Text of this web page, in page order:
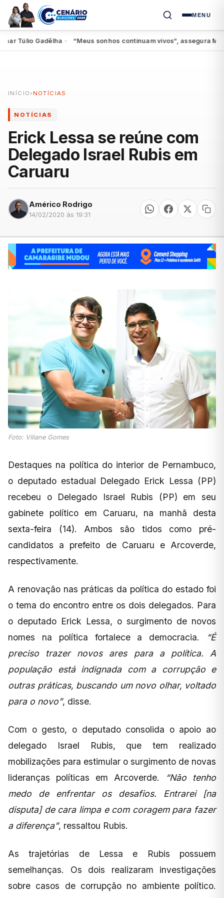
MENU
Túlio Gadêlha● “Meus sonhos continuam vivos”, assegura
INÍCIO › NOTÍCIAS
NOTÍCIAS
Erick Lessa se reúne com
Delegado Israel Rubis em
Caruaru
Américo Rodrigo
14/02/2020 às 19:31
Foto: Viliane Gomes
Destaques na política do interior de Pernambuco,
o deputado estadual Delegado Erick Lessa (PP)
recebeu o Delegado Israel Rubis (PP) em seu
gabinete político em Caruaru, na manhã desta
sexta-feira (14). Ambos são tidos como pré-
candidatos a prefeito de Caruaru e Arcoverde,
respectivamente.
A renovação nas práticas da política do estado foi
o tema do encontro entre os dois delegados. Para
o deputado Erick Lessa, o surgimento de novos
nomes na política fortalece a democracia.
“É
preciso trazer novos ares para a política. A
população está indignada com a corrupção e
outras práticas, buscando um novo olhar, voltado
para o novo”, disse.
Com o gesto, o deputado consolida o apoio ao
delegado Israel Rubis, que tem realizado
mobilizações para estimular o surgimento de novas
lideranças políticas em Arcoverde.
“Não tenho
medo de enfrentar os desafios. Entrarei [na
disputa] de cara limpa e com coragem para fazer
a diferença”, ressaltou Rubis.
As trajetórias de Lessa e Rubis possuem
semelhanças. Os dois realizaram investigações
sobre casos de corrupção no ambiente político.